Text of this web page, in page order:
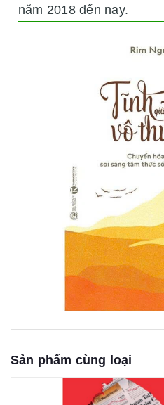
năm 2018 đến nay.
Sản phẩm cùng loại